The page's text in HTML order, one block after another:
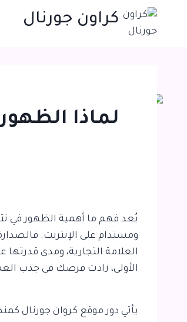
كراون جورنال
لماذا
يُعد فهم ما أهمية الظهور في
ومستدام على الإنترنت.
العلامة التجارية، ومدى
الأولى، زادت فرصك في جذب